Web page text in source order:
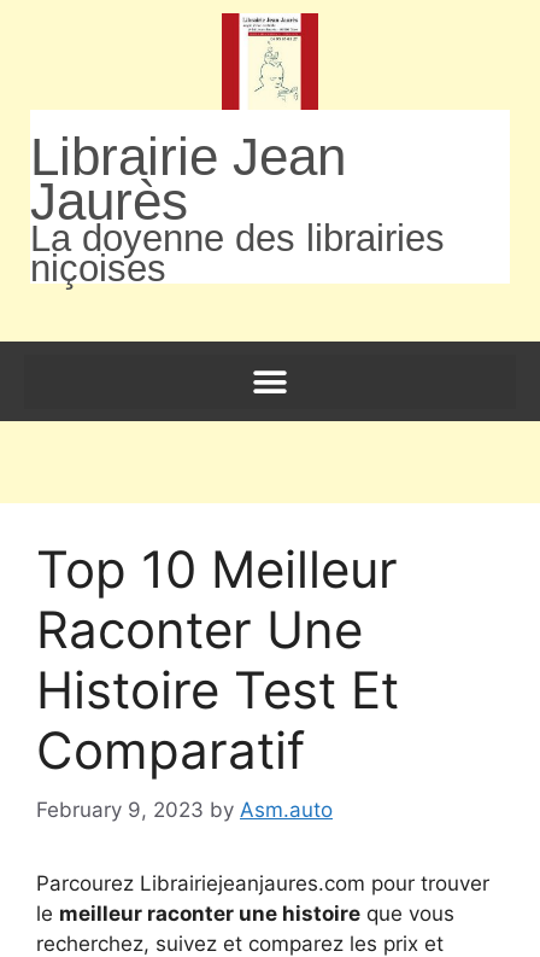
Librairie Jean
Jaurès
La doyenne des librairies
niçoises
Top 10 Meilleur
Raconter Une
Histoire Test Et
Comparatif
February 9, 2023 by Asm.auto
Parcourez Librairiejeanjaures.com pour trouver
le meilleur raconter une histoire que vous
recherchez, suivez et comparez les prix et